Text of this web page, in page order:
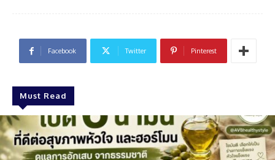
Facebook Twitter Pinterest
Must Read